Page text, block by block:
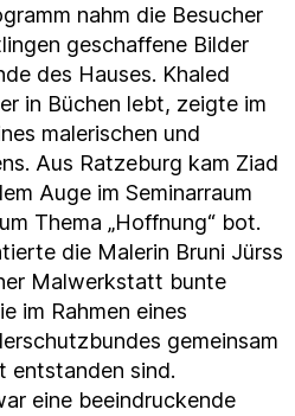
nahm die Besucher
geschaffene Bilder
des Hauses. Khaled
in Büchen lebt, zeigte im
malerischen und
Aus Ratzeburg kam Ziad
Auge im Seminarraum
Thema „Hoffnung“ bot.
die Malerin Bruni Jürss
Malwerkstatt bunte
im Rahmen eines
gemeinsam
entstanden sind.
eine beeindruckende